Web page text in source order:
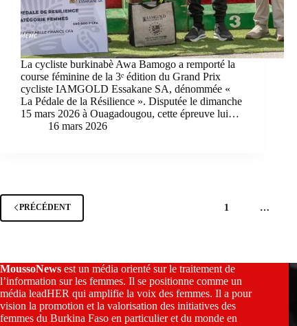
La cycliste burkinabè Awa Bamogo a remporté la
course féminine de la 3ᵉ édition du Grand Prix
cycliste IAMGOLD Essakane SA, dénommée «
La Pédale de la Résilience ». Disputée le dimanche
15 mars 2026 à Ouagadougou, cette épreuve lui…
16 mars 2026
PRÉCÉDENT 1 …
MoussoNews est un média orienté sur le traitement de
l’information sur les femmes. Il se positionne comme un
média leadHER qui amplifie la voix des femmes. Il a pour
vision la promotion et la valorisation des initiatives des
femmes du Burkina Faso en particulier et du monde en